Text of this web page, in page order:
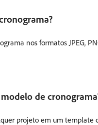
nos formatos JPEG,
de
projeto em um